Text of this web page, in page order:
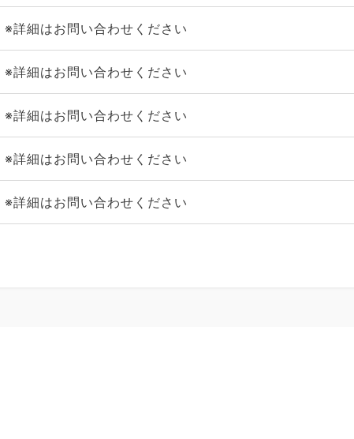
※詳細はお問い合わせください
※詳細はお問い合わせください
※詳細はお問い合わせください
※詳細はお問い合わせください
※詳細はお問い合わせください